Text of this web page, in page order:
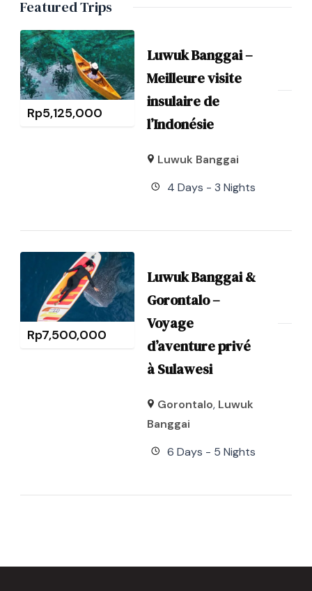
Featured Trips
Rp5,125,000
Luwuk Banggai –
Meilleure visite
insulaire de
l’Indonésie
Luwuk Banggai
4 Days - 3 Nights
Rp7,500,000
Luwuk Banggai &
Gorontalo –
Voyage
d’aventure privé
à Sulawesi
Gorontalo, Luwuk
Banggai
6 Days - 5 Nights